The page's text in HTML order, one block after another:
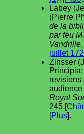
Labey
(Pierre
de la
par feu
Vandrille
juillet
Zinsser
revisions
audience
Royal
245 [
[Plus].